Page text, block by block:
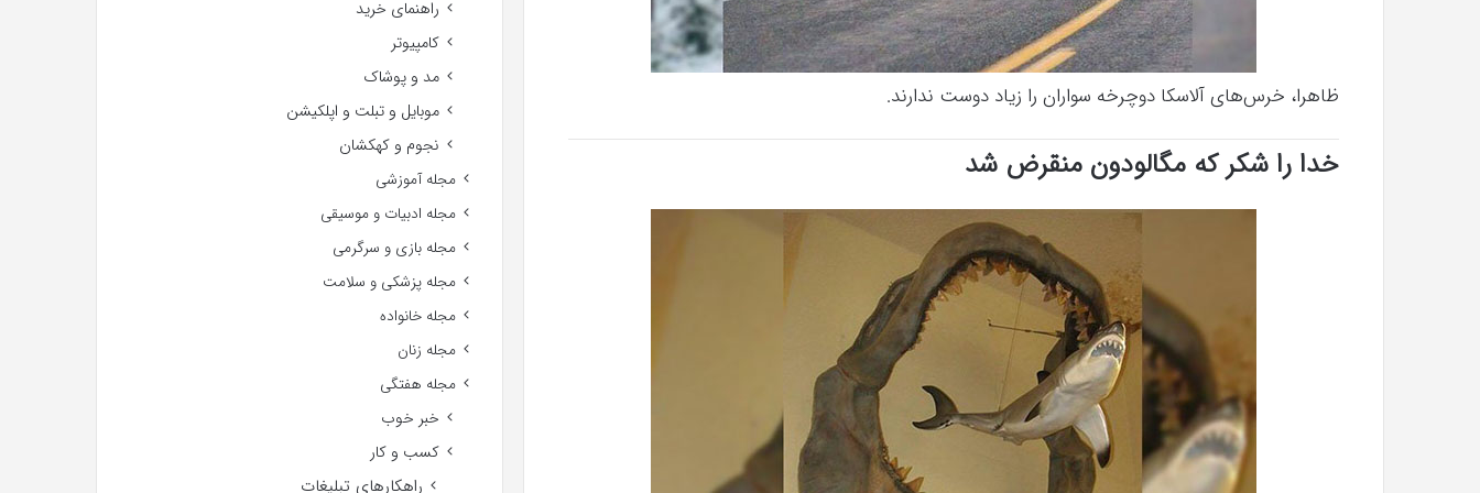
ظاهرا، خرس‌های آلاسکا دوچرخه سواران را زیاد دوست ندارند.
خدا را شکر که مگالودون منقرض شد
راهنمای خرید
کامپیوتر
مد و پوشاک
موبایل و تبلت و اپلکیشن
نجوم و کهکشان
مجله آموزشی
مجله ادبیات و موسیقی
مجله بازی و سرگرمی
مجله پزشکی و سلامت
مجله خانواده
مجله زنان
مجله هفتگی
خبر خوب
کسب و کار
راهکارهای تبلیغات